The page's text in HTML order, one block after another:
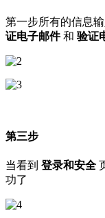
第一步所有的信息
证电子邮件和 验证
第三步
当看到 登录和安全
功了